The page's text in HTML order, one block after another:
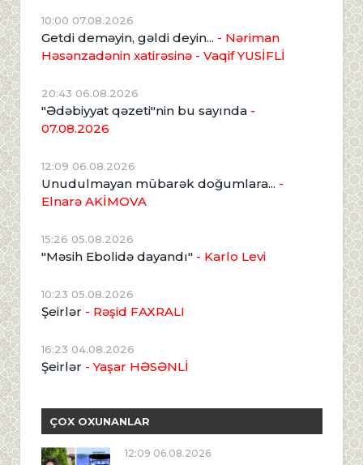
10:00 07.08.2026
Getdi deməyin, gəldi deyin... - Nəriman
Həsənzadənin xatirəsinə - Vaqif YUSİFLİ
20:43 06.08.2026
"Ədəbiyyat qəzeti"nin bu sayında -
07.08.2026
12:09 06.08.2026
Unudulmayan mübarək doğumlara... -
Elnarə AKİMOVA
15:26 05.08.2026
"Məsih Ebolidə dayandı" - Karlo Levi
10:23 05.08.2026
Şeirlər - Rəşid FAXRALI
16:23 04.08.2026
Şeirlər - Yaşar HƏSƏNLİ
ÇOX OXUNANLAR
12:09 06.08.2026